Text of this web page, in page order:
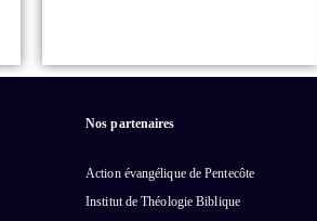
Nos partenaires
Action évangélique de Pentecôte
Institut de Théologie Biblique